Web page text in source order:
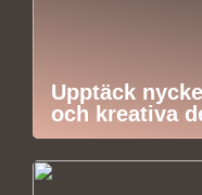
Upptäck
och kreativa